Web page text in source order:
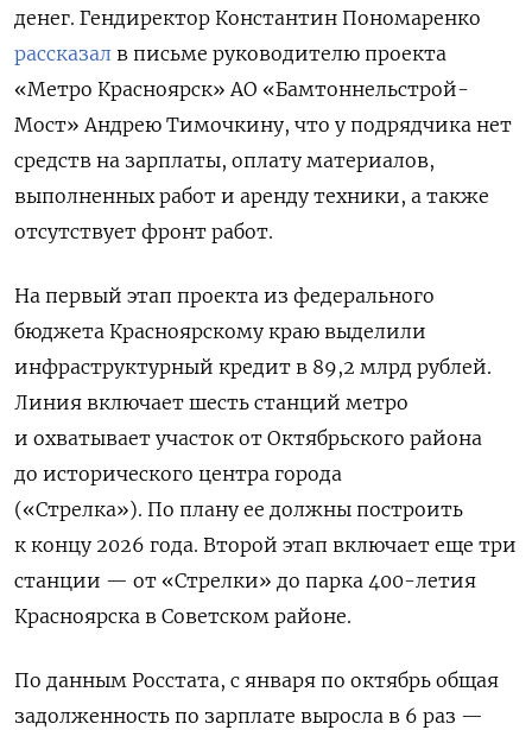
денег. Гендиректор Константин Пономаренко
рассказал в письме руководителю проекта
«Метро Красноярск» АО «Бамтоннельстрой-
Мост» Андрею Тимочкину, что у подрядчика нет
средств на зарплаты, оплату материалов,
выполненных работ и аренду техники, а также
отсутствует фронт работ.
На первый этап проекта из федерального
бюджета Красноярскому краю выделили
инфраструктурный кредит в 89,2 млрд рублей.
Линия включает шесть станций метро
и охватывает участок от Октябрьского района
до исторического центра города
(«Стрелка»). По плану ее должны построить
к концу 2026 года. Второй этап включает еще три
станции — от «Стрелки» до парка 400-летия
Красноярска в Советском районе.
По данным Росстата, с января по октябрь общая
задолженность по зарплате выросла в 6 раз —